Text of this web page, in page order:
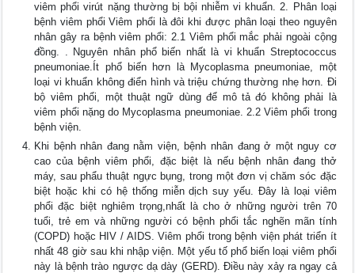
viêm phổi virút nặng thường bị bội nhiễm vi khuẩn. 2. Phân loại
bệnh viêm phổi Viêm phổi là đôi khi được phân loại theo nguyên
nhân gây ra bệnh viêm phổi: 2.1 Viêm phổi mắc phải ngoài cộng
đồng. . Nguyên nhân phổ biến nhất là vi khuẩn Streptococcus
pneumoniae.Ít phổ biến hơn là Mycoplasma pneumoniae, một
loại vi khuẩn không điển hình và triệu chứng thường nhẹ hơn. Đi
bộ viêm phổi, một thuật ngữ dùng để mô tả đó không phải là
viêm phổi nặng do Mycoplasma pneumoniae. 2.2 Viêm phổi trong
bệnh viện.
Khi bệnh nhân đang nằm viện, bệnh nhân đang ở một nguy cơ
cao của bệnh viêm phổi, đặc biệt là nếu bệnh nhân đang thở
máy, sau phẩu thuật ngực bụng, trong một đơn vị chăm sóc đặc
biệt hoặc khi có hệ thống miễn dịch suy yếu. Đây là loại viêm
phổi đặc biệt nghiêm trọng,nhất là cho ở những người trên 70
tuổi, trẻ em và những người có bệnh phổi tắc nghẽn mãn tính
(COPD) hoặc HIV / AIDS. Viêm phổi trong bệnh viện phát triển ít
nhất 48 giờ sau khi nhập viện. Một yếu tố phổ biến loại viêm phổi
này là bệnh trào ngược dạ dày (GERD). Điều này xảy ra ngay cả